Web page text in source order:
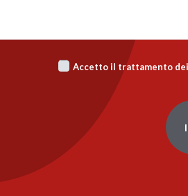
Accetto il trattamento dei